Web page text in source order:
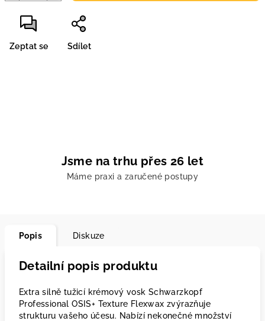
Zeptat se Sdílet
Jsme na trhu přes 26 let
Máme praxi a zaručené postupy
Popis Diskuze
Detailní popis produktu
Extra silně tužicí krémový vosk Schwarzkopf
Professional OSIS+ Texture Flexwax zvýrazňuje
strukturu vašeho účesu. Nabízí nekonečné množství